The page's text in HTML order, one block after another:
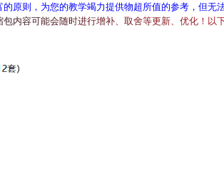
原则，为您的教学竭力提供物超所值的参考，但无
包内容可能会随时进行增补、 取舍等更新、 优化 ！ 以